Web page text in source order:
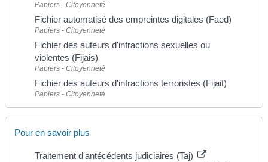
Papiers - Citoyenneté
Fichier automatisé des empreintes digitales (Faed)
Papiers - Citoyenneté
Fichier des auteurs d'infractions sexuelles ou
violentes (Fijais)
Papiers - Citoyenneté
Fichier des auteurs d'infractions terroristes (Fijait)
Papiers - Citoyenneté
Pour en savoir plus
Traitement d'antécédents judiciaires (Taj)